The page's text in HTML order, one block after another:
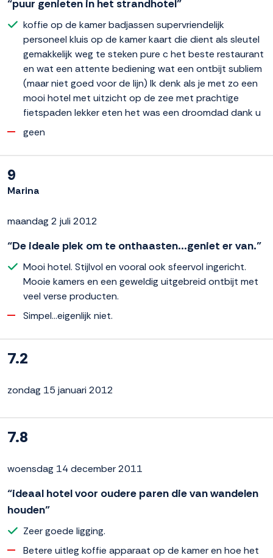
“puur genieten in het strandhotel”
koffie op de kamer badjassen supervriendelijk
personeel kluis op de kamer kaart die dient als sleutel
gemakkelijk weg te steken pure c het beste restaurant
en wat een attente bediening wat een ontbijt subliem
(maar niet goed voor de lijn) Ik denk als je met zo een
mooi hotel met uitzicht op de zee met prachtige
fietspaden lekker eten het was een droomdad dank u
geen
9
Marina
maandag 2 juli 2012
“De ideale plek om te onthaasten...geniet er van.”
Mooi hotel. Stijlvol en vooral ook sfeervol ingericht.
Mooie kamers en een geweldig uitgebreid ontbijt met
veel verse producten.
Simpel...eigenlijk niet.
7.2
zondag 15 januari 2012
7.8
woensdag 14 december 2011
“ideaal hotel voor oudere paren die van wandelen
houden”
Zeer goede ligging.
Betere uitleg koffie apparaat op de kamer en hoe het